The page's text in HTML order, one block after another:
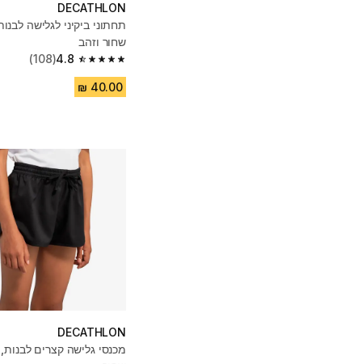
DECATHLON
שחור וזהב
4.8
4.8 out of 5 stars from 108 reviews
(108)
DECATHLON